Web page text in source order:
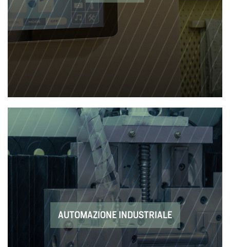
AUTOMAZIONE INDUSTRIALE